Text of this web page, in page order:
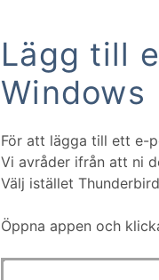
Lägg till
Windows
För att lägga till ett e-
Vi avråder ifrån att ni
Välj istället
Öppna appen och